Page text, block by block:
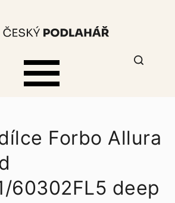
Forbo Allura
60302FL5 deep